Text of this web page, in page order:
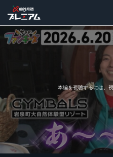
本編を視聴するには、